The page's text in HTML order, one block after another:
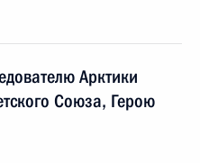
Арктики
Союза, Герою